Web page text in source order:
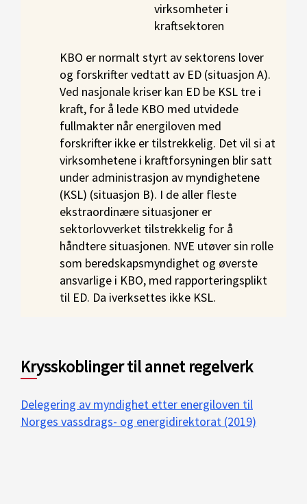
virksomheter i
kraftsektoren
KBO er normalt styrt av sektorens lover
og forskrifter vedtatt av ED (situasjon A).
Ved nasjonale kriser kan ED be KSL tre i
kraft, for å lede KBO med utvidede
fullmakter når energiloven med
forskrifter ikke er tilstrekkelig. Det vil si at
virksomhetene i kraftforsyningen blir satt
under administrasjon av myndighetene
(KSL) (situasjon B). I de aller fleste
ekstraordinære situasjoner er
sektorlovverket tilstrekkelig for å
håndtere situasjonen. NVE utøver sin rolle
som beredskapsmyndighet og øverste
ansvarlige i KBO, med rapporteringsplikt
til ED. Da iverksettes ikke KSL.
Krysskoblinger til annet regelverk
Delegering av myndighet etter energiloven til
Norges vassdrags- og energidirektorat (2019)